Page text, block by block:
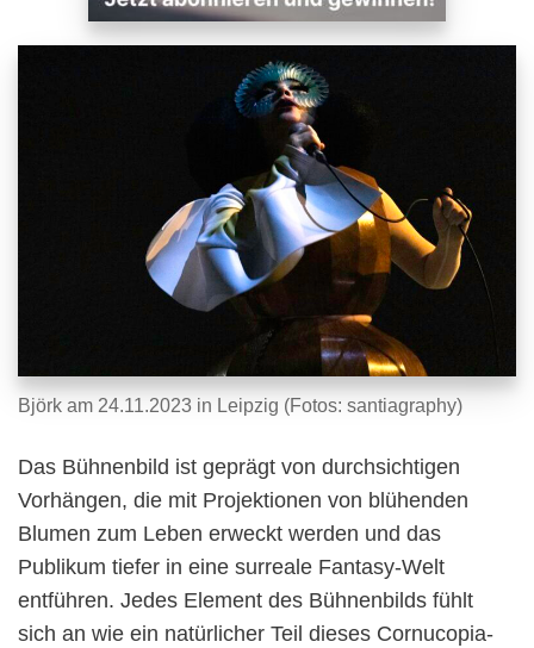
Björk am 24.11.2023 in Leipzig (Fotos: santiagraphy)
Das Bühnenbild ist geprägt von durchsichtigen
Vorhängen, die mit Projektionen von blühenden
Blumen zum Leben erweckt werden und das
Publikum tiefer in eine surreale Fantasy-Welt
entführen. Jedes Element des Bühnenbilds fühlt
sich an wie ein natürlicher Teil dieses Cornucopia-